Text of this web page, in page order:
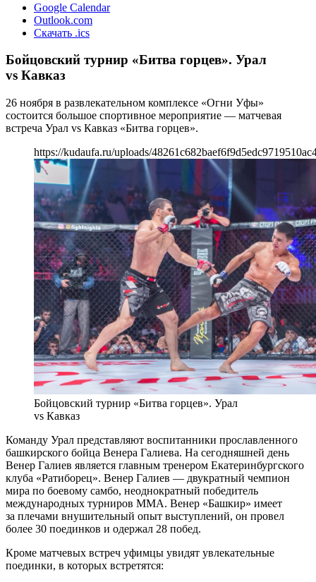
Google Calendar
Outlook.com
Скачать .ics
Бойцовский турнир «Битва горцев». Урал
vs Кавказ
26 ноября в развлекательном комплексе «Огни Уфы»
состоится большое спортивное мероприятие — матчевая
встреча Урал vs Кавказ «Битва горцев».
https://kudaufa.ru/uploads/
Бойцовский турнир «Битва горцев». Урал
vs Кавказ
Команду Урал представляют воспитанники прославленного
башкирского бойца Венера Галиева. На сегодняшней день
Венер Галиев является главным тренером Екатеринбургского
клуба «Ратиборец». Венер Галиев — двукратный чемпион
мира по боевому самбо, неоднократный победитель
международных турниров ММА. Венер «Башкир» имеет
за плечами внушительный опыт выступлений, он провел
более 30 поединков и одержал 28 побед.
Кроме матчевых встреч уфимцы увидят увлекательные
поединки, в которых встретятся: